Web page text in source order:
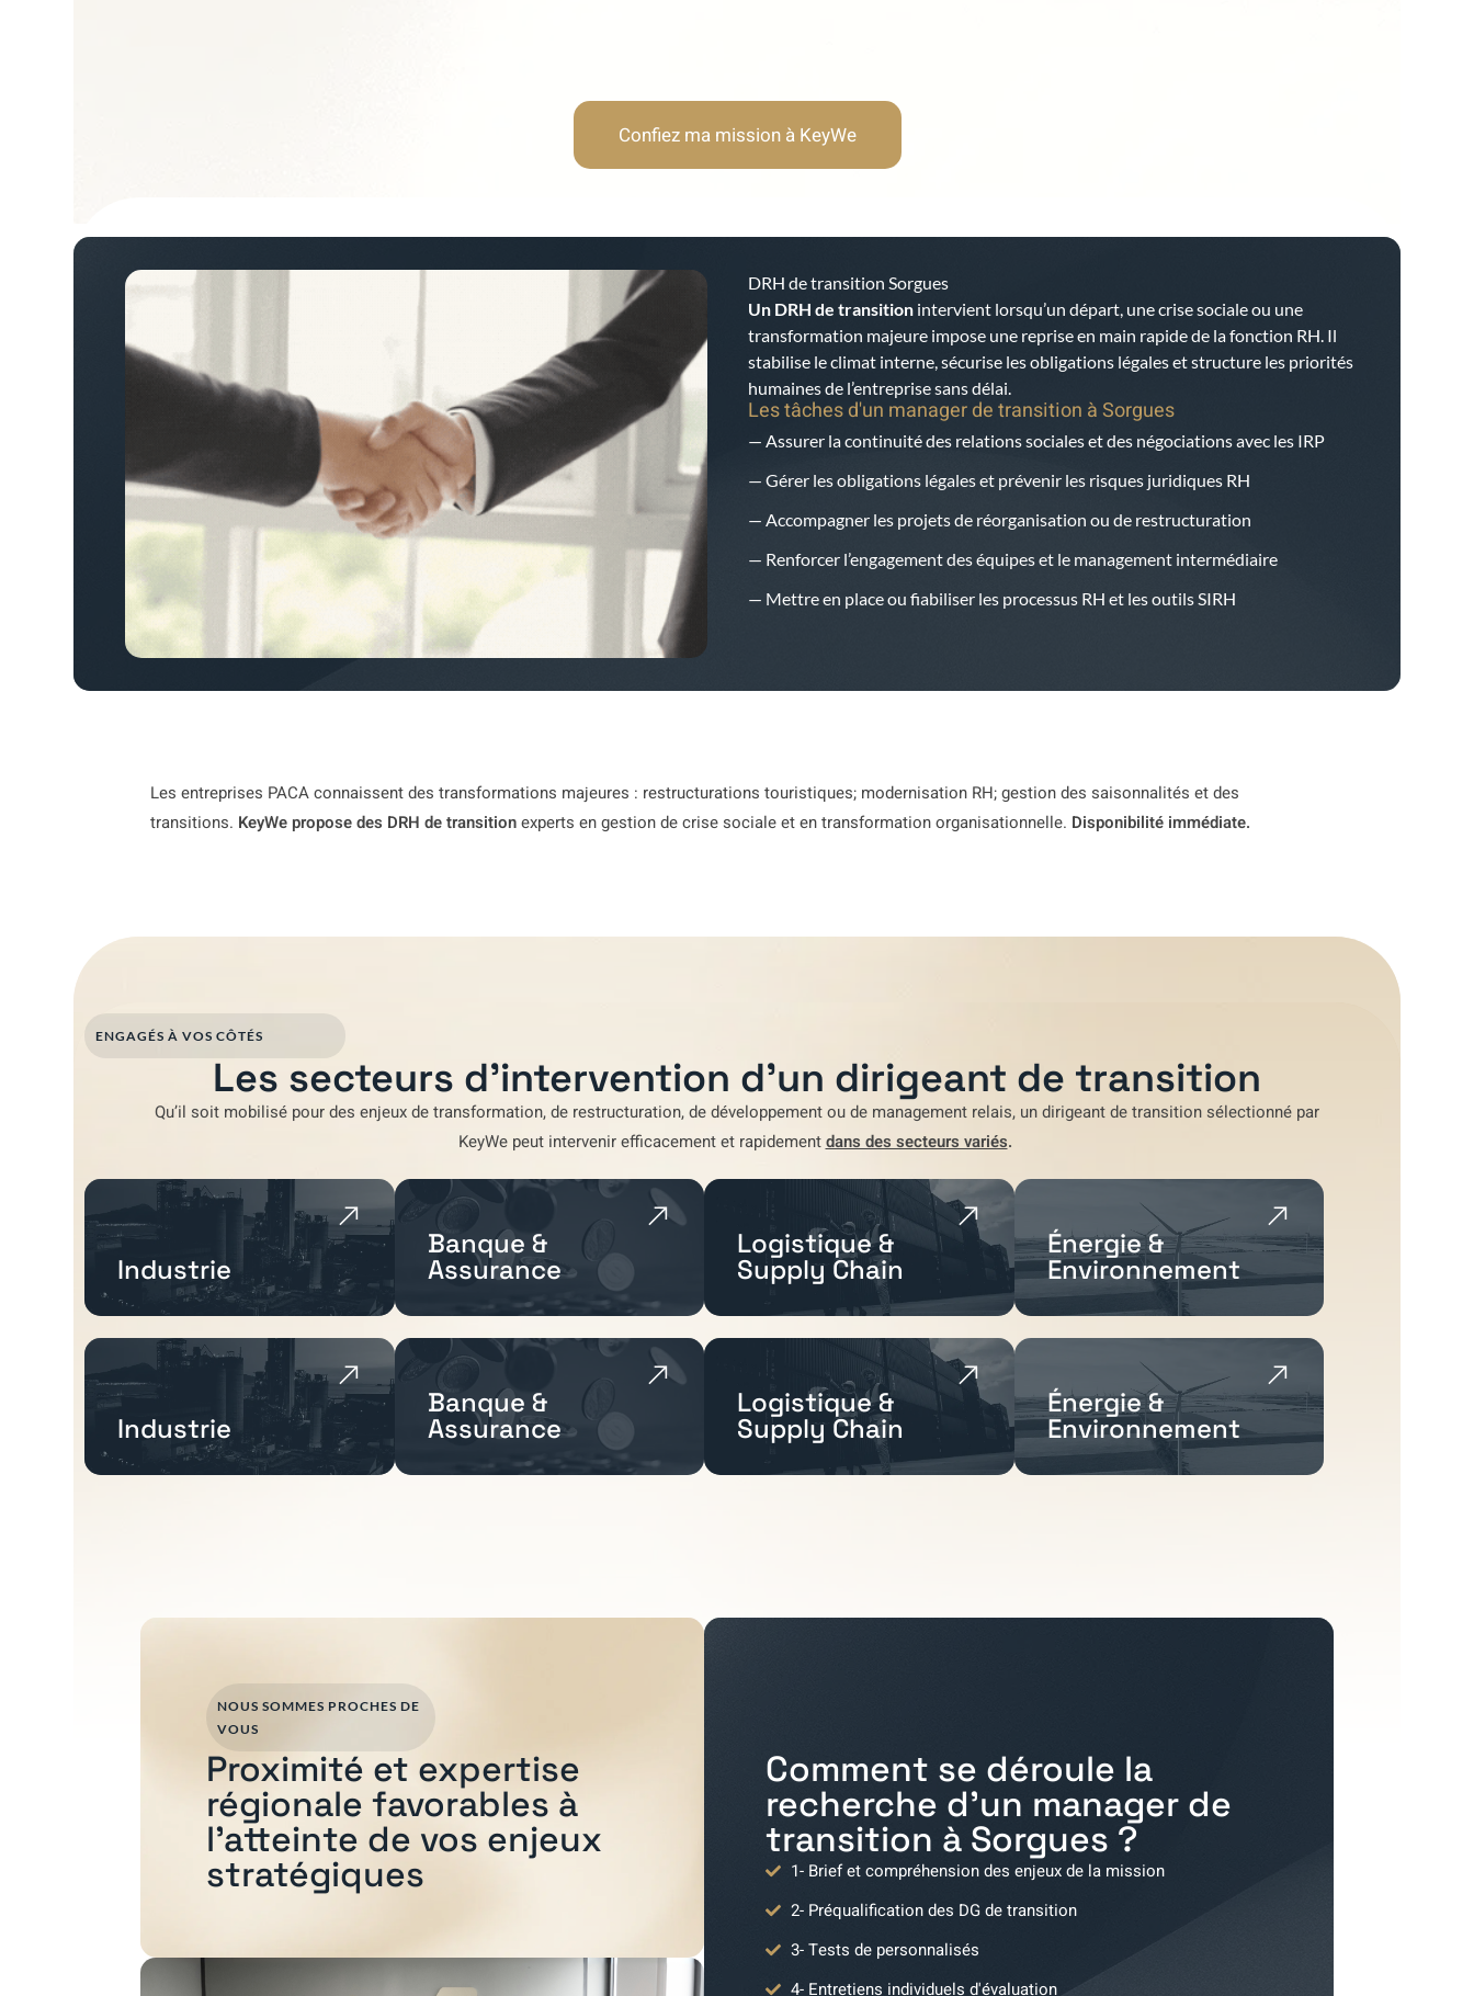
Confiez ma mission à KeyWe
DRH de transition Sorgues
Un DRH de transition intervient lorsqu’un départ, une crise sociale ou une
transformation majeure impose une reprise en main rapide de la fonction RH. Il
stabilise le climat interne, sécurise les obligations légales et structure les priorités
humaines de l’entreprise sans délai.
Les tâches d'un manager de transition àSorgues
— Assurer la continuité des relations sociales et des négociations avec les IRP
— Gérer les obligations légales et prévenir les risques juridiques RH
— Accompagner les projets de réorganisation ou de restructuration
— Renforcer l’engagement des équipes et le management intermédiaire
— Mettre en place ou fiabiliser les processus RH et les outils SIRH
Les entreprises PACA connaissent des transformations majeures : restructurations touristiques; modernisation RH; gestion des saisonnalités et des
transitions. KeyWe propose des DRH de transitionexperts en gestion de crise sociale et en transformation organisationnelle. Disponibilité immédiate.
ENGAGÉS À VOS CÔTÉS
Les secteurs d'intervention d'un dirigeant de transition
Qu’il soit mobilisé pourdes enjeux de transformation,de restructuration,de développementou de management relais, un dirigeant de transition sélectionné par
KeyWepeut intervenir efficacement et rapidementdans des secteurs variés.
Industrie
Banque &
Assurance
Logistique &
Supply Chain
Énergie &
Environnement
Industrie
Banque &
Assurance
Logistique &
Supply Chain
Énergie &
Environnement
Comment se déroule la
recherche d'un manager de
transition à Sorgues ?
1- Brief et compréhension des enjeux de la mission
2- Préqualification des DG de transition
3- Tests de personnalisés
4- Entretiens individuels d'évaluation
NOUS SOMMES PROCHES DE
VOUS
Proximité et expertise
régionale favorables à
l'atteinte de vos enjeux
stratégiques